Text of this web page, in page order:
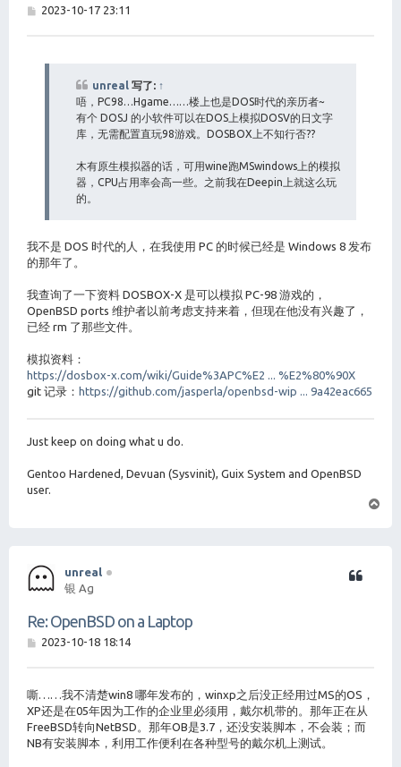
帖
2023-10-17 23:11
unreal 写了: ↑
唔，PC98…Hgame……楼上也是DOS时代的亲历者~
有个 DOSJ 的小软件可以在DOS上模拟DOSV的日文字
库，无需配置直玩98游戏。DOSBOX上不知行否??
木有原生模拟器的话，可用wine跑MSwindows上的模拟
器，CPU占用率会高一些。之前我在Deepin上就这么玩
的。
我不是 DOS 时代的人，在我使用 PC 的时候已经是 Windows 8 发布
的那年了。
我查询了一下资料 DOSBOX-X 是可以模拟 PC-98 游戏的，
OpenBSD ports 维护者以前考虑支持来着，但现在他没有兴趣了，
已经 rm 了那些文件。
模拟资料：
https://dosbox-x.com/wiki/Guide%3APC%E2 ... %E2%80%90X
git 记录： https://github.com/jasperla/openbsd-wip ... 9a42eac665
Just keep on doing what u do.
Gentoo Hardened, Devuan (Sysvinit), Guix System and OpenBSD
user.
unreal
银 Ag
Re: OpenBSD on a Laptop
帖
2023-10-18 18:14
嘶……我不清楚win8 哪年发布的，winxp之后没正经用过MS的OS，
XP还是在05年因为工作的企业里必须用，戴尔机带的。那年正在从
FreeBSD转向NetBSD。那年OB是3.7，还没安装脚本，不会装；而
NB有安装脚本，利用工作便利在各种型号的戴尔机上测试。